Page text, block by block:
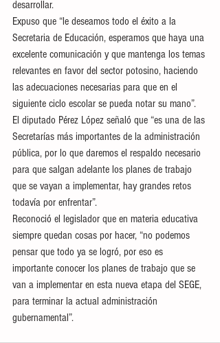
desarrollar.
Expuso que “le deseamos todo el éxito a la
Secretaria de Educación, esperamos que haya una
excelente comunicación y que mantenga los temas
relevantes en favor del sector potosino, haciendo
las adecuaciones necesarias para que en el
siguiente ciclo escolar se pueda notar su mano”.
El diputado Pérez López señaló que “es una de las
Secretarías más importantes de la administración
pública, por lo que daremos el respaldo necesario
para que salgan adelante los planes de trabajo
que se vayan a implementar, hay grandes retos
todavía por enfrentar”.
Reconoció el legislador que en materia educativa
siempre quedan cosas por hacer, “no podemos
pensar que todo ya se logró, por eso es
importante conocer los planes de trabajo que se
van a implementar en esta nueva etapa del SEGE,
para terminar la actual administración
gubernamental”.